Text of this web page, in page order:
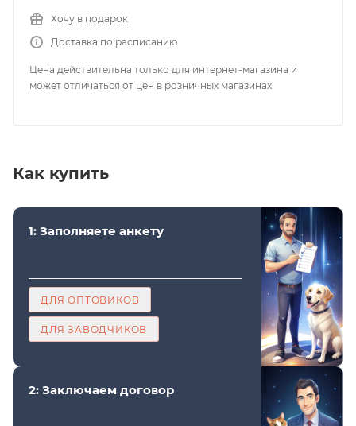
Хочу в подарок
Доставка по расписанию
Цена действительна только для интернет-магазина и
может отличаться от цен в розничных магазинах
Как купить
1: Заполняете анкету
ДЛЯ ОПТОВИКОВ
ДЛЯ ЗАВОДЧИКОВ
2: Заключаем договор